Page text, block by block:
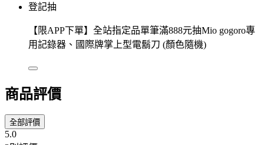
登記抽
【限APP下單】全站指定品單筆滿888元抽Mio gogoro專
用記錄器、國際牌掌上型電鬍刀 (顏色隨機)
商品評價
全部評價
5.0